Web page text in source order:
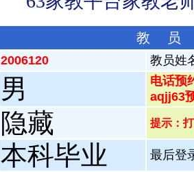
教 员
2006120 教员姓
男
电话预
aqjj63
隐藏 提示：
本科毕业 最后登